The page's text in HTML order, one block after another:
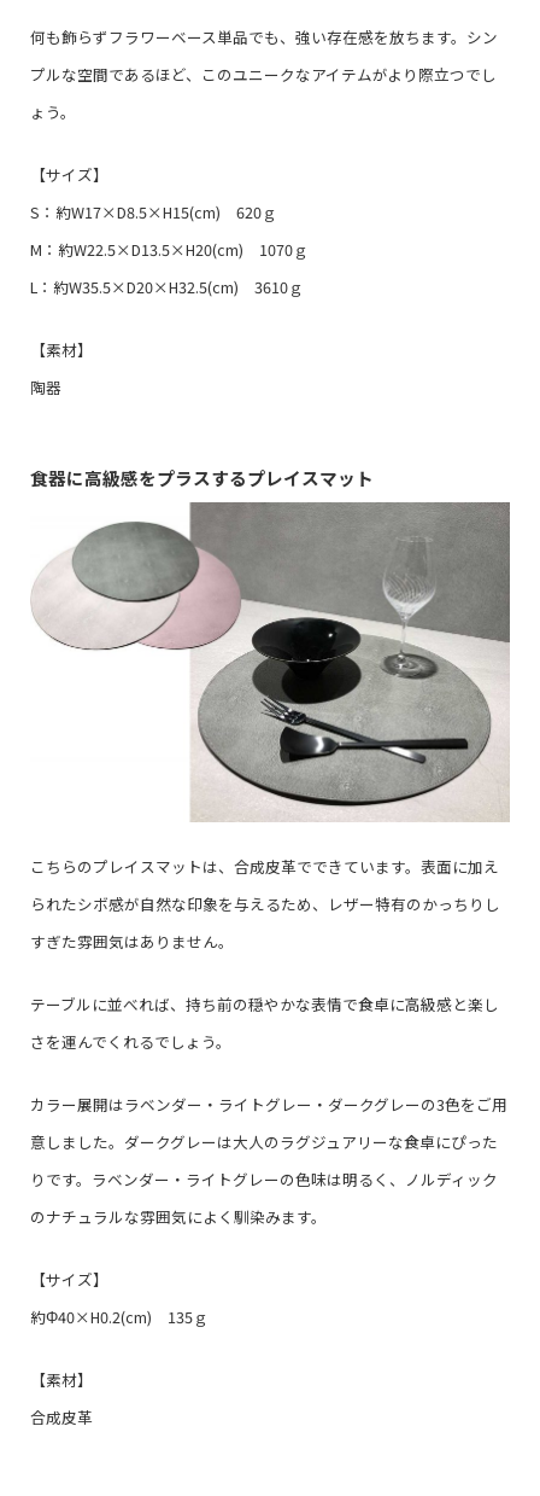
何も飾らずフラワーベース単品でも、強い存在感を放ちます。シン
プルな空間であるほど、このユニークなアイテムがより際立つでし
ょう。
【サイズ】
S：約W17×D8.5×H15(cm) 620ｇ
M：約W22.5×D13.5×H20(cm) 1070ｇ
L：約W35.5×D20×H32.5(cm) 3610ｇ
【素材】
陶器
食器に高級感をプラスするプレイスマット
こちらのプレイスマットは、合成皮革でできています。表面に加え
られたシボ感が自然な印象を与えるため、レザー特有のかっちりし
すぎた雰囲気はありません。
テーブルに並べれば、持ち前の穏やかな表情で食卓に高級感と楽し
さを運んでくれるでしょう。
カラー展開はラベンダー・ライトグレー・ダークグレーの3色をご用
意しました。ダークグレーは大人のラグジュアリーな食卓にぴった
りです。ラベンダー・ライトグレーの色味は明るく、ノルディック
のナチュラルな雰囲気によく馴染みます。
【サイズ】
約Φ40×H0.2(cm) 135ｇ
【素材】
合成皮革